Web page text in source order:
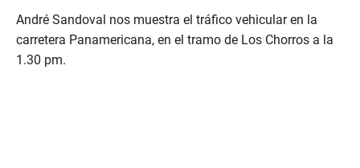
André Sandoval nos muestra el tráfico vehicular en la
carretera Panamericana, en el tramo de Los Chorros a la
1.30 pm.